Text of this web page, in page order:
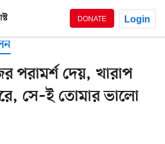
DONATE Login
পরামর্শ দেয়, খারাপ
সে–ই তোমার ভালো